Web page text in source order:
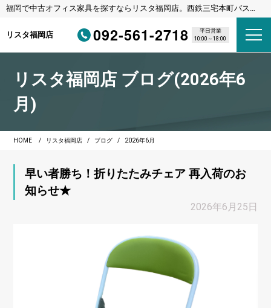
福岡で中古オフィス家具を探すならリスタ福岡店。西鉄三宅本町バス停
リスタ福岡店
092-561-2718
平日営業
10:00～18:00
リスタ福岡店 ブログ(2026年6
月)
HOME リスタ福岡店 ブログ 2026年6月
早い者勝ち！折りたたみチェア 再入荷のお
知らせ★
2026年6月25日